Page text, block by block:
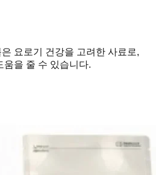
요로기 건강을 고려한 사료로,
움을 줄 수 있습니다.